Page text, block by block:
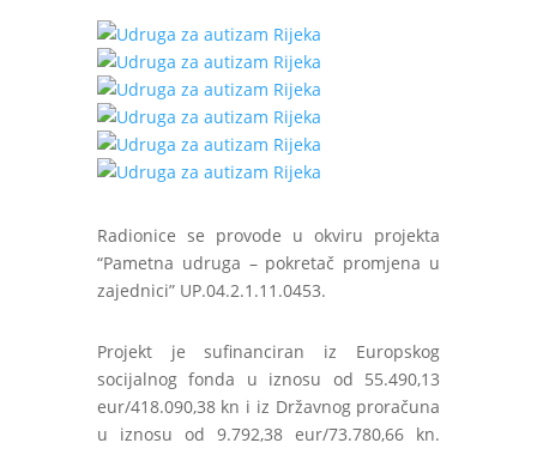
Radionice se provode u okviru projekta
“Pametna udruga – pokretač promjena u
zajednici” UP.04.2.1.11.0453.
Projekt je sufinanciran iz Europskog
socijalnog fonda u iznosu od 55.490,13
eur/418.090,38 kn i iz Državnog proračuna
u iznosu od 9.792,38 eur/73.780,66 kn.